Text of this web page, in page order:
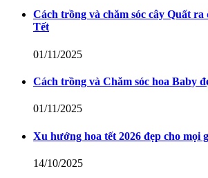
Cách trồng và chăm sóc cây Quất
Tết
01/11/2025
Cách trồng và Chăm sóc hoa Baby
01/11/2025
Xu hướng hoa tết 2026 đẹp cho mọi
14/10/2025